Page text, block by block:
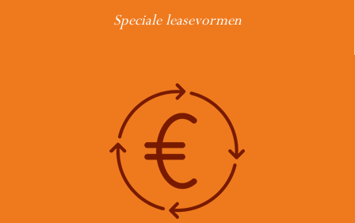
Speciale leasevormen